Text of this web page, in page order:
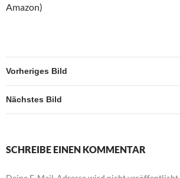
Amazon)
Vorheriges Bild
Nächstes Bild
SCHREIBE EINEN KOMMENTAR